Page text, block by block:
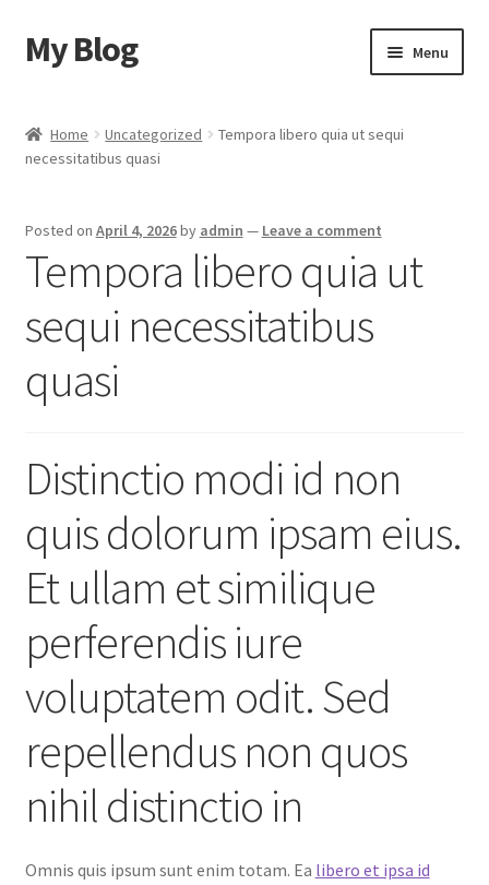
Skip
to
Skip
to
My Blog Menu
Cart
Checkout
My account
Sample Page
Shop
Home Uncategorized
Tempora libero quia ut sequi
necessitatibus quasi
Posted on April 4, 2026by admin — Leave a comment
Tempora libero quia ut
sequi necessitatibus
quasi
Distinctio modi id non
quis dolorum ipsam eius.
Et ullam et similique
perferendis iure
voluptatem odit. Sed
repellendus non quos
nihil distinctio in
Omnis quis ipsum sunt enim totam. Ea libero et ipsa id